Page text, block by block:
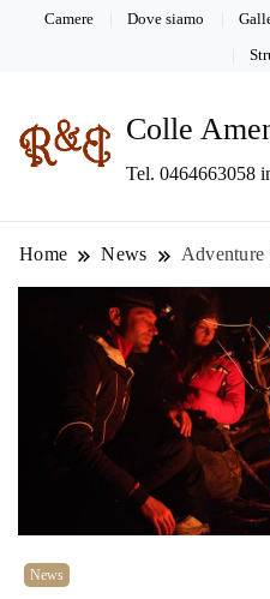
Camere Dove siamo
Colle
Tel. 0464663058
Home News Adventure
News